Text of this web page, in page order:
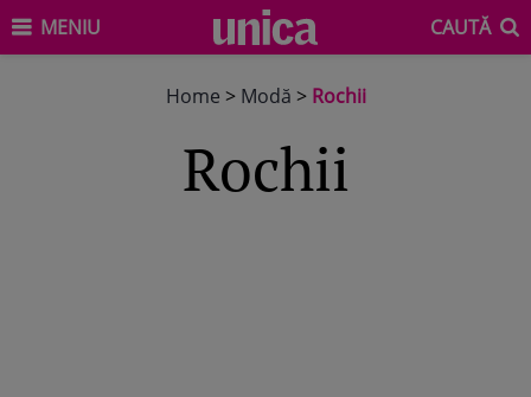
MENIU CAUTĂ
Home > Modă > Rochii
Rochii